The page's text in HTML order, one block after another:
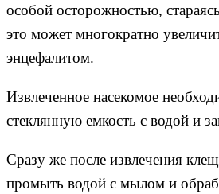
особой осторожностью,
это может многократно
энцефалитом.
Извлеченное насекомое
стеклянную емкость с водой и
Сразу же после извлечения
промыть водой с мылом и